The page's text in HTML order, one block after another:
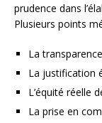
prudence dans
Plusieurs points
La
La justification
L’équité réelle
La prise en